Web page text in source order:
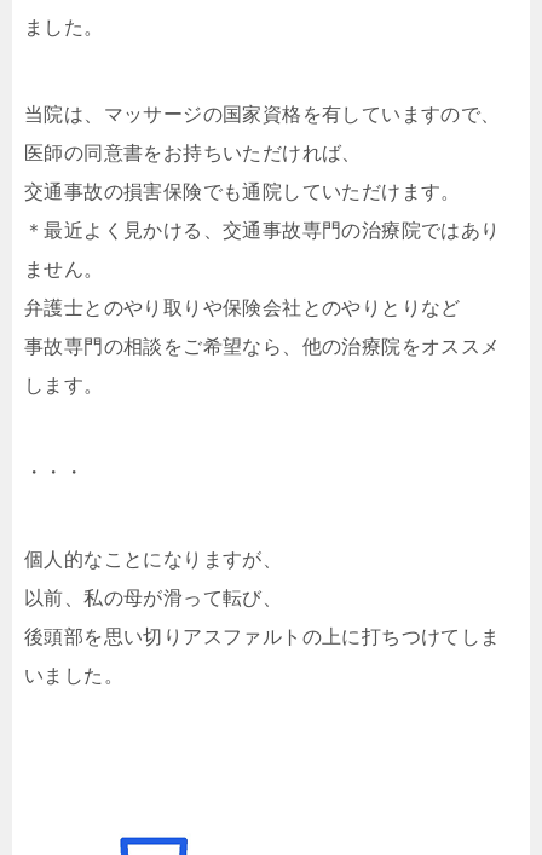
ました。
当院は、マッサージの国家資格を有していますので、
医師の同意書をお持ちいただければ、
交通事故の損害保険でも通院していただけます。
＊最近よく見かける、交通事故専門の治療院ではあり
ません。
弁護士とのやり取りや保険会社とのやりとりなど
事故専門の相談をご希望なら、他の治療院をオススメ
します。
・・・
個人的なことになりますが、
以前、私の母が滑って転び、
後頭部を思い切りアスファルトの上に打ちつけてしま
いました。